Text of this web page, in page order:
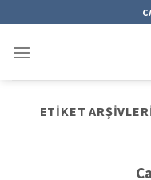
to
content
ETIKET